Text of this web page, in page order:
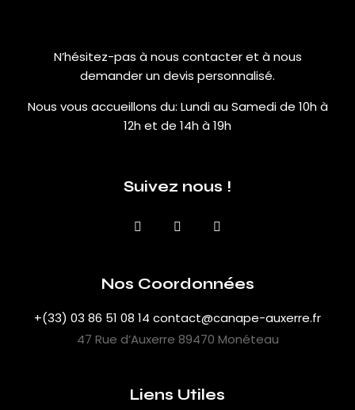
N’hésitez-pas à nous contacter et à nous
demander un devis personnalisé.
Nous vous accueillons du: Lundi au Samedi de 10h à
12h et de 14h à 19h
Suivez nous !
Nos Coordonnées
+(33) 03 86 51 08 14 contact@canape-auxerre.fr
47 Rue d’Auxerre 89470 Monéteau
Liens Utiles